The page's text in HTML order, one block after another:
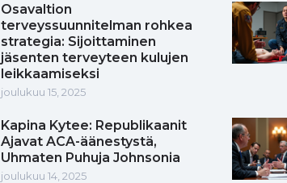
Osavaltion
terveyssuunnitelman rohkea
strategia: Sijoittaminen
jäsenten terveyteen kulujen
leikkaamiseksi
joulukuu 15, 2025
Kapina Kytee: Republikaanit
Ajavat ACA-äänestystä,
Uhmaten Puhuja Johnsonia
joulukuu 14, 2025